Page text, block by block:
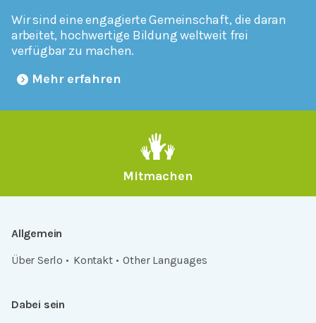
Wir sind eine engagierte Gemeinschaft, die daran
arbeitet, hochwertige Bildung weltweit frei
verfügbar zu machen.
Mehr erfahren
Mitmachen
Allgemein
Über Serlo
Kontakt Other Languages
Dabei sein